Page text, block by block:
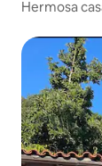
Hermosa